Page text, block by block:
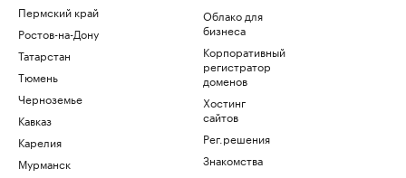
Пермский край
Ростов-на-Дону
Татарстан
Тюмень
Черноземье
Кавказ
Карелия
Мурманск
Облако для
бизнеса
Корпоративный
регистратор
доменов
Хостинг
сайтов
Рег.решения
Знакомства